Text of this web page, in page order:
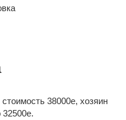
38000е, хозяин
32500е.